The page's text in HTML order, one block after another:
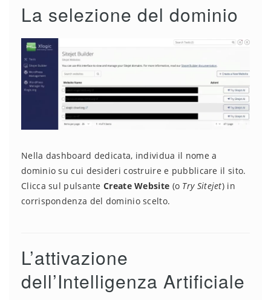
La selezione del dominio
Nella dashboard dedicata, individua il nome a
dominio su cui desideri costruire e pubblicare il sito.
Clicca sul pulsanteCreate Website (o Try Sitejet) in
corrispondenza del dominio scelto.
L’attivazione
dell’Intelligenza Artificiale